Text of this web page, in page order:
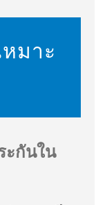
มาะ
ะกันใน